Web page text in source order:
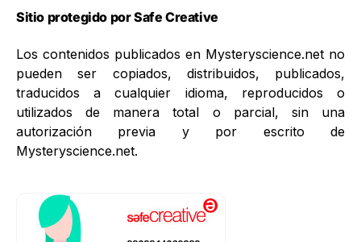
Sitio protegido por Safe Creative
Los contenidos publicados en Mysteryscience.net no
pueden ser copiados, distribuidos, publicados,
traducidos a cualquier idioma, reproducidos o
utilizados de manera total o parcial, sin una
autorización previa y por escrito de
Mysteryscience.net.